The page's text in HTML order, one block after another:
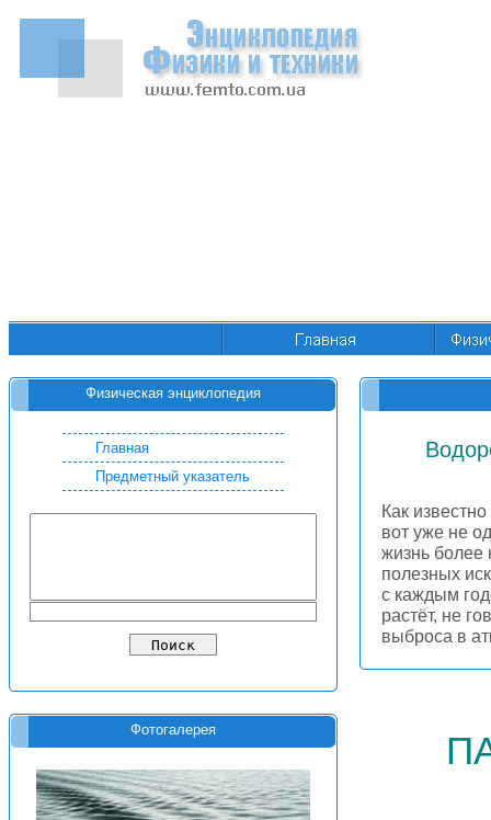
Физическая энциклопедия
Главная
Предметный указатель
Фотогалерея
Как
вот уже не
жизнь более
полезных
с каждым
растёт, не
выброса в